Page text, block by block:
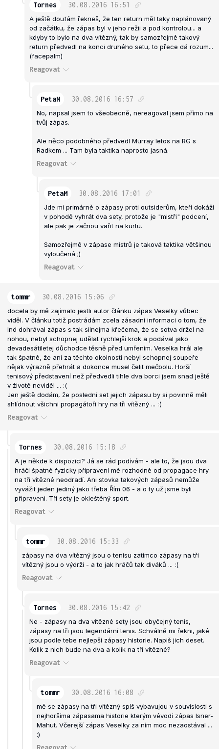
Tornes 30.08.2016 16:51
A ještě doufám řekneš, že ten return měl taky naplánovaný
od začátku, že zápas byl v jeho režii a pod kontrolou... a
kdyby to bylo na dva vítězný, tak by samozřejmě takový
return předvedl na konci druhého setu, to přece dá rozum...
(facepalm)
Reagovat
PetaM 30.08.2016 16:57
No, napsal jsem to všeobecně, nereagoval jsem přímo na
tvůj zápas.
Ale něco podobného předvedl Murray letos na RG s
Radkem ... Tam byla taktika naprosto jasná.
Reagovat
PetaM 30.08.2016 17:01
Jde mi primárně o zápasy proti outsiderům, kteří dokáží
v pohodě vyhrát dva sety, protože je "mistři" podcení,
ale pak je začnou vařit na kurtu.
Samozřejmě v zápase mistrů je taková taktika většinou
vyloučená ;)
Reagovat
tommr 30.08.2016 15:06
docela by mě zajímalo jestli autor článku zápas Veselky vůbec
viděl. V článku totiž postrádám zcela zásadní informaci o tom, že
Ind dohrával zápas s tak silnejma křečema, že se sotva držel na
nohou, nebyl schopnej udělat rychlejší krok a podával jako
devadesátiletej důchodce těsně před umřením. Veselka hrál ale
tak špatně, že ani za těchto okolností nebyl schopnej soupeře
nějak výrazně přehrát a dokonce musel čelit mečbolu. Horší
tenisový představení než předvedli tihle dva borci jsem snad ještě
v životě neviděl ... :(
Jen ještě dodám, že poslední set jejich zápasu by si povinně měli
shlídnout všichni propagátoři hry na tři vítězný ... :(
Reagovat
Tornes 30.08.2016 15:18
A je někde k dispozici? Já se rád podívám - ale to, že jsou dva
hráči špatně fyzicky připravení mě rozhodně od propagace hry
na tři vítězné neodradí. Ani stovka takových zápasů nemůže
vyvážit jeden jediný jako třeba Řím 06 - a o ty už jsme byli
připraveni. Tři sety je okleštěný sport.
Reagovat
tommr 30.08.2016 15:33
zápasy na dva vítězný jsou o tenisu zatímco zápasy na tři
vítězný jsou o výdrži - a to jak hráčů tak diváků ... :(
Reagovat
Tornes 30.08.2016 15:42
Ne - zápasy na dva vítězné sety jsou obyčejný tenis,
zápasy na tři jsou legendární tenis. Schválně mi řekni, jaké
jsou podle tebe nejlepší zápasy historie. Napiš jich deset.
Kolik z nich bude na dva a kolik na tři vítězné?
Reagovat
tommr 30.08.2016 16:08
mě se zápasy na tři vítězný spíš vybavujou v souvislosti s
nejhoršíma zápasama historie kterým vévodí zápas Isner-
Mahut. Včerejší zápas Veselky za ním moc nezaostával ...
:)